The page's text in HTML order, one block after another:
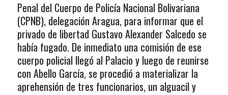
Penal del Cuerpo de Policía Nacional Bolivariana
(CPNB), delegación Aragua, para informar que el
privado de libertad Gustavo Alexander Salcedo se
había fugado. De inmediato una comisión de ese
cuerpo policial llegó al Palacio y luego de reunirse
con Abello García, se procedió a materializar la
aprehensión de tres funcionarios, un alguacil y